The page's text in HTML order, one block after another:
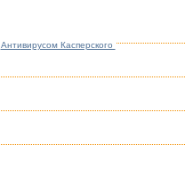
Антивирусом Касперского